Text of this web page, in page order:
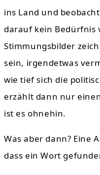
ins Land und
darauf kein Bedürfnis
Stimmungsbilder
sein, irgendetwas
wie tief sich die
erzählt dann nur
ist es ohnehin.
Was aber dann? Eine
dass ein Wort